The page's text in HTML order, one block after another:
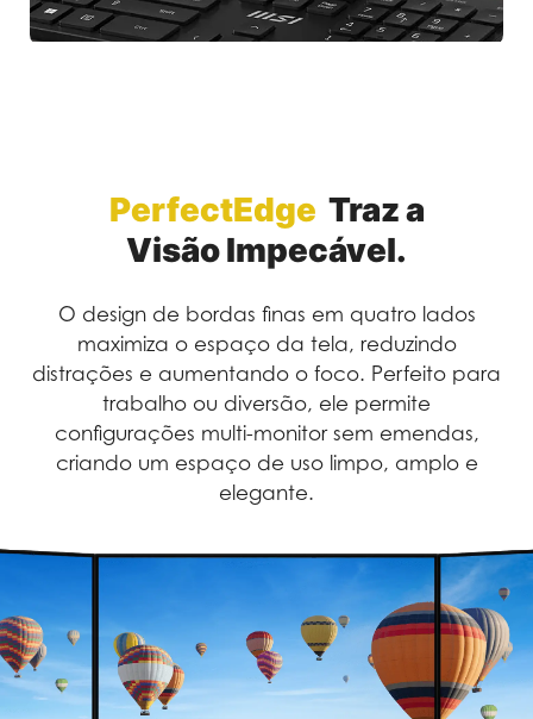
PerfectEdge Traz a
Visão Impecável.
O design de bordas finas em quatro lados
maximiza o espaço da tela, reduzindo
distrações e aumentando o foco. Perfeito para
trabalho ou diversão, ele permite
configurações multi-monitor sem emendas,
criando um espaço de uso limpo, amplo e
elegante.